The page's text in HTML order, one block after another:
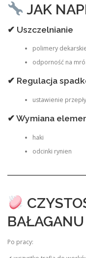
JAK
✔ Uszczelnianie
polimery
odporność na
✔ Regulacja
ustawienie
✔ Wymiana
haki
odcinki rynien
BAŁAGANU
Po pracy: